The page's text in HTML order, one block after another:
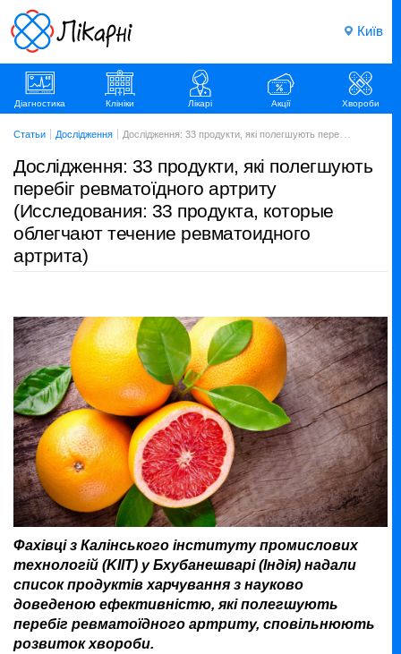
Київ
Діагностика Клініки Лікарі Акції Хвороби
Статьи Дослідження Дослідження: 33 продукти, які полегшують перебіг ревматоїдного артриту (Исследования: 33 продукта, которые облегчают течение ревматоидного артрита)
Дослідження: 33 продукти, які полегшують
перебіг ревматоїдного артриту
(Исследования: 33 продукта, которые
облегчают течение ревматоидного
артрита)
Фахівці з Калінського інституту промислових
технологій (KIIT) у Бхубанешварі (Індія) надали
список продуктів харчування з науково
доведеною ефективністю, які полегшують
перебіг ревматоїдного артриту, сповільнюють
розвиток хвороби.